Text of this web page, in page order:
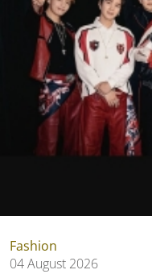
Fashion
04 August 2026